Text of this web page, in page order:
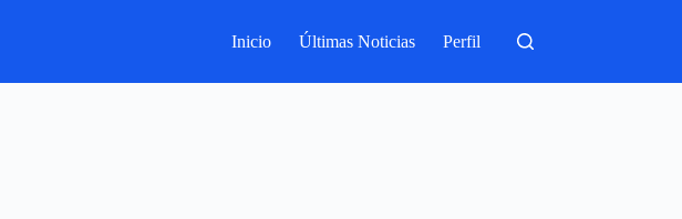
Inicio Últimas Noticias Perfil